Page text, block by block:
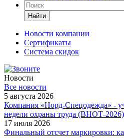
Найти
Новости компании
Cертификаты
Система скидок
Новости
Все новости
5 августа 2026
Компания «Норд-Спецодежда» -
недели охраны труда (ВНОТ-
17 июля 2026
Финальный отсчет маркировки: